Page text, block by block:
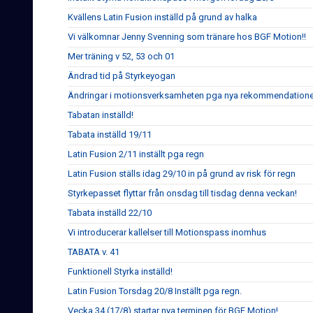
Kvällens Latin Fusion inställd på grund av halka
Vi välkomnar Jenny Svenning som tränare hos BGF Motion!!
Mer träning v 52, 53 och 01
Ändrad tid på Styrkeyogan
Ändringar i motionsverksamheten pga nya
Tabatan inställd!
Tabata inställd 19/11
Latin Fusion 2/11 inställt pga regn
Latin Fusion ställs idag 29/10 in på grund av risk för regn
Styrkepasset flyttar från onsdag till tisdag denna veckan!
Tabata inställd 22/10
Vi introducerar kallelser till Motionspass inomhus
TABATA v. 41
Funktionell Styrka inställd!
Latin Fusion Torsdag 20/8 Inställt pga regn.
Vecka 34 (17/8) startar nya terminen för BGF Motion!